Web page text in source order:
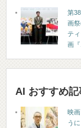
第
画
テ
画『
AI おすすめ記
映
う